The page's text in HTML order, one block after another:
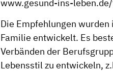
www.gesund-ins-
Die Empfehlungen wurden
Familie entwickelt. Es
Verbänden der
Lebensstil zu entwickeln,